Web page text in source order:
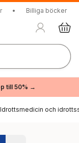
• Billiga böcker
till 50% →
Idrottsmedicin och